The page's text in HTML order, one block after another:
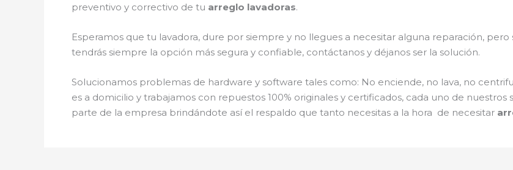
preventivo y correctivo de tu arreglo lavadoras.
Esperamos que tu lavadora, dure por siempre y no llegues a necesitar alguna reparación,
tendrás siempre la opción más segura y confiable, contáctanos y déjanos ser la solución.
Solucionamos problemas de hardware y software tales como: No enciende, no lava, no
es a domicilio y trabajamos con repuestos 100% originales y certificados, cada uno de
parte de la empresa brindándote así el respaldo que tanto necesitas a la hora de necesitar